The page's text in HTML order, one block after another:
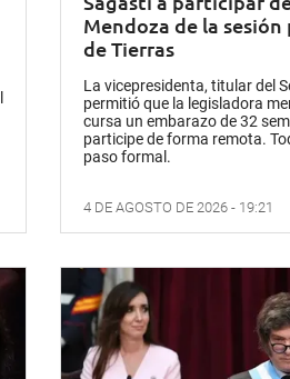
Mendoza de la sesión
de Tierras
La vicepresidenta, titular del
permitió que la legisladora
cursa un embarazo de 32
participe de forma remota.
paso formal.
4 DE AGOSTO DE 2026 - 19:21